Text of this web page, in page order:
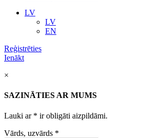
LV
LV
EN
Reģistrēties
Ienākt
×
SAZINĀTIES AR MUMS
Lauki ar * ir obligāti aizpildāmi.
Vārds, uzvārds *